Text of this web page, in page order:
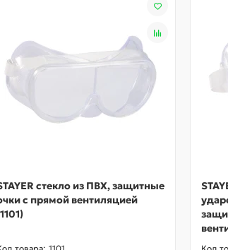
стекло из ПВХ, защитные
с прямой вентиляцией